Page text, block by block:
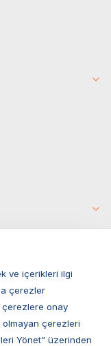
ve içerikleri ilgi
çerezler
çerezlere onay
olmayan çerezleri
Yönet” üzerinden